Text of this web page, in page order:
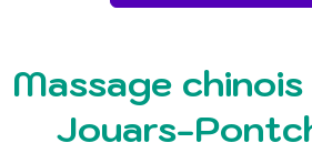
Massage
Jouars-